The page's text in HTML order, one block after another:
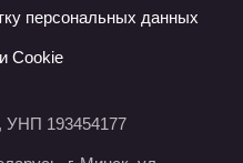
персональных данных
Cookie
193454177